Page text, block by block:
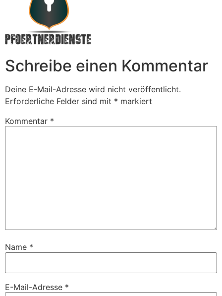
Schreibe einen Kommentar
Deine E-Mail-Adresse wird nicht veröffentlicht.
Erforderliche Felder sind mit * markiert
Kommentar *
Name *
E-Mail-Adresse *